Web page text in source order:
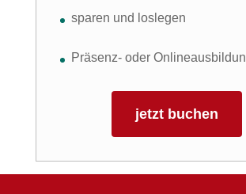
sparen und loslegen
Präsenz- oder
jetzt buchen